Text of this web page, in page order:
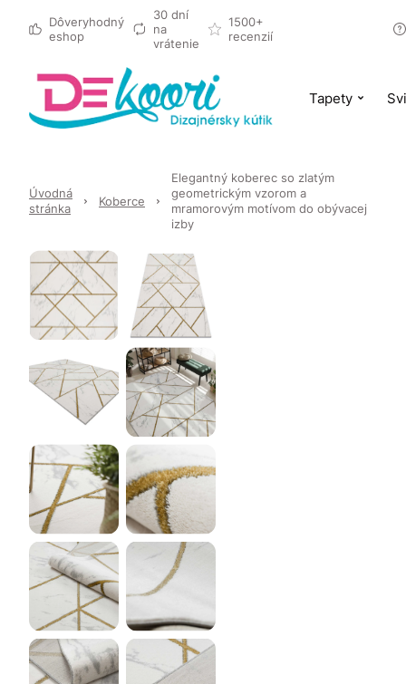
Dôveryhodný
eshop
30 dní
na
vrátenie
1500+
recenzií
Tapety
Úvodná
stránka
Koberce
Elegantný koberec so zlatým
geometrickým vzorom a
mramorovým motívom do obývacej
izby